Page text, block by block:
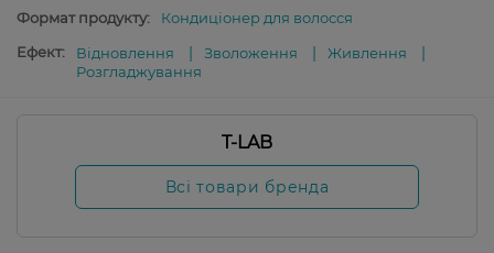
Формат продукту:
Кондиціонер для волосся
Ефект:
Відновлення Зволоження
Живлення
Розгладжування
T-LAB
Всі товари бренда